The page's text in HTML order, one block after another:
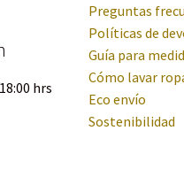
hrs
Preguntas
Políticas de
Guía para
Cómo lavar
Eco envío
Sostenibilidad